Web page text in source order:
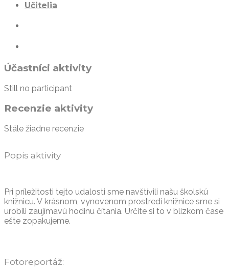
Učitelia
Účastníci aktivity
Still no participant
Recenzie aktivity
Stále žiadne recenzie
Popis aktivity
Pri príležitosti tejto udalosti sme navštívili našu školskú
knižnicu. V krásnom, vynovenom prostredí knižnice sme si
urobili zaujímavú hodinu čítania. Určite si to v blízkom čase
ešte zopakujeme.
Fotoreportáž: